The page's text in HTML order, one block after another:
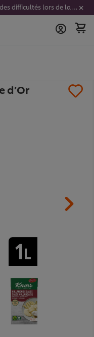
Vous pouvez actuellement rencontrer des difficultés lors de la saisie de vos codes stickers. Nous travaillons activement à résoudre ce problème.
d’Or